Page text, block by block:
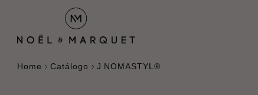
Home Catálogo J NOMASTYL®